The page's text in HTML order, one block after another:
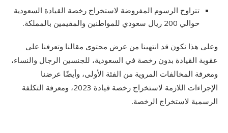
تتراوح الرسوم المفروضة لاستخراج رخصة القيادة السعودية
حوالي 200 ريال سعودي للمواطنين والمقيمين بالمملكة.
وعلى هذا نكون قد انتهينا من عرض محتوى مقالنا وتعرفنا على
عقوبة القيادة بدون رخصة في السعودية، للجنسين الرجال والنساء،
ومعرفة المخالفات المروية من الفئة الأولى، وأيضًا عرضنا
الإجراءات اللازمة لاستخراج رخصة قيادة 2023، ومعرفة التكلفة
الرسمية لاستخراج الرخصة.